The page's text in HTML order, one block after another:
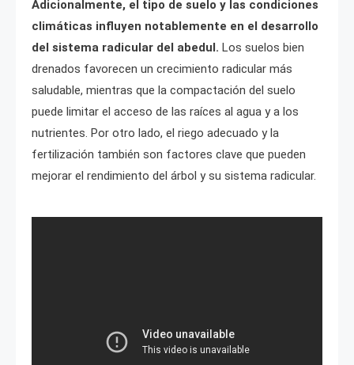
Adicionalmente, el tipo de suelo y las condiciones
climáticas influyen notablemente en el desarrollo
del sistema radicular del abedul. Los suelos bien
drenados favorecen un crecimiento radicular más
saludable, mientras que la compactación del suelo
puede limitar el acceso de las raíces al agua y a los
nutrientes. Por otro lado, el riego adecuado y la
fertilización también son factores clave que pueden
mejorar el rendimiento del árbol y su sistema radicular.